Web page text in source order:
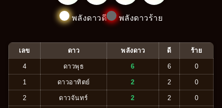
พลังดาวดี พลังดาวร้าย
เลข ดาว พลังดาว ดี ร้าย
4 ดาวพุธ 6 6 0
1 ดาวอาทิตย์ 2 2 0
2 ดาวจันทร์ 2 2 0